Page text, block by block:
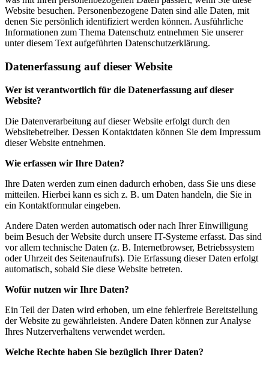
Website besuchen. Personenbezogene Daten sind alle Daten, mit
denen Sie persönlich identifiziert werden können. Ausführliche
Informationen zum Thema Datenschutz entnehmen Sie unserer
unter diesem Text aufgeführten Datenschutzerklärung.
Datenerfassung auf dieser Website
Wer ist verantwortlich für die Datenerfassung auf dieser
Website?
Die Datenverarbeitung auf dieser Website erfolgt durch den
Websitebetreiber. Dessen Kontaktdaten können Sie dem Impressum
dieser Website entnehmen.
Wie erfassen wir Ihre Daten?
Ihre Daten werden zum einen dadurch erhoben, dass Sie uns diese
mitteilen. Hierbei kann es sich z. B. um Daten handeln, die Sie in
ein Kontaktformular eingeben.
Andere Daten werden automatisch oder nach Ihrer Einwilligung
beim Besuch der Website durch unsere IT-Systeme erfasst. Das sind
vor allem technische Daten (z. B. Internetbrowser, Betriebssystem
oder Uhrzeit des Seitenaufrufs). Die Erfassung dieser Daten erfolgt
automatisch, sobald Sie diese Website betreten.
Wofür nutzen wir Ihre Daten?
Ein Teil der Daten wird erhoben, um eine fehlerfreie Bereitstellung
der Website zu gewährleisten. Andere Daten können zur Analyse
Ihres Nutzerverhaltens verwendet werden.
Welche Rechte haben Sie bezüglich Ihrer Daten?